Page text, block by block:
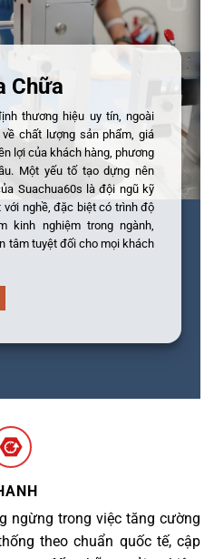
Chữa
thương hiệu uy tín, ngoài
chất lượng sản phẩm, giá
lợi của khách hàng, phương
Một yếu tố tạo dựng nên
Suachua60s là đội ngũ kỹ
nghề, đặc biệt có trình độ
kinh nghiệm trong ngành,
tâm tuyệt đối cho mọi khách
ngừng trong việc tăng cường
theo chuẩn quốc tế, cập